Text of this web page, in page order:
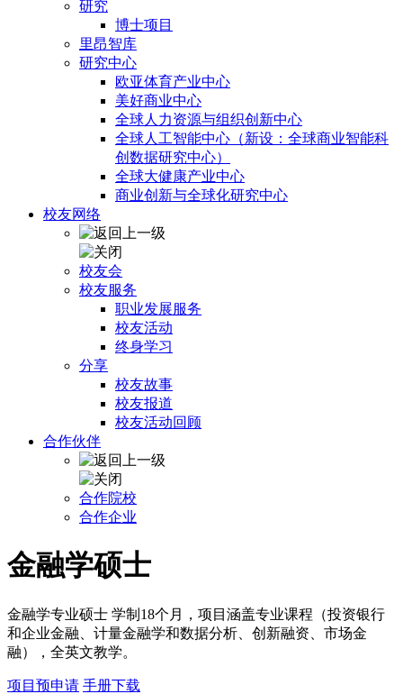
研究
博士项目
里昂智库
研究中心
欧亚体育产业中心
美好商业中心
全球人力资源与组织创新中心
全球人工智能中心（新设：全球商业智能科
创数据研究中心）
全球大健康产业中心
商业创新与全球化研究中心
校友网络
校友会
校友服务
职业发展服务
校友活动
终身学习
分享
校友故事
校友报道
校友活动回顾
合作伙伴
合作院校
合作企业
金融学硕士
金融学专业硕士 学制18个月，项目涵盖专业课程（投资银行
和企业金融、计量金融学和数据分析、创新融资、市场金
融），全英文教学。
项目预申请 手册下载